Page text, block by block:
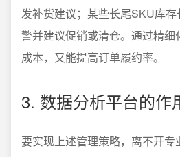
发补货建议；某些长尾SKU库
警并建议促销或清仓。通过精
成本，又能提高订单履约率。
3. 数据分析平台的作
要实现上述管理策略，离不开专